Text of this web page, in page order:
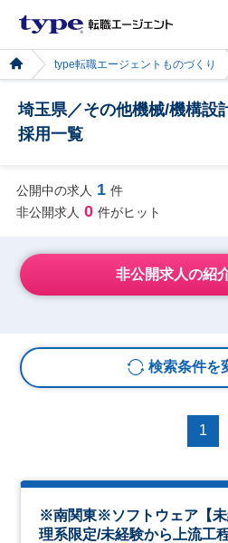
type転職エージェントものづくり
埼玉県／その他機械/機構設
採用一覧
公開中の求人 1 件
非公開求人 0 件がヒット
非公開求人の紹
検索条件を
1
※南関東※ソフトウェア【未
理系限定/未経験から上流工